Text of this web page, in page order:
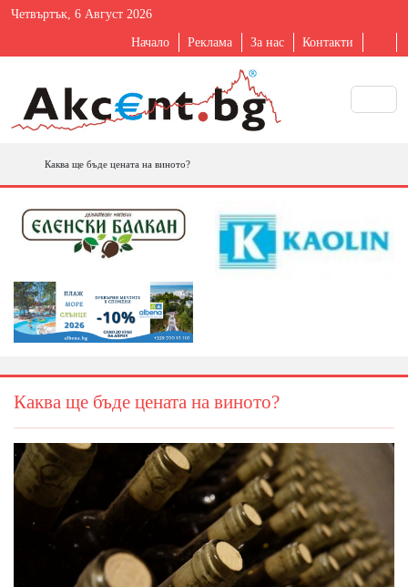
Четвъртък, 6 Август 2026
Начало Реклама За нас Контакти
Каква ще бъде цената на виното?
Каква ще бъде цената на виното?